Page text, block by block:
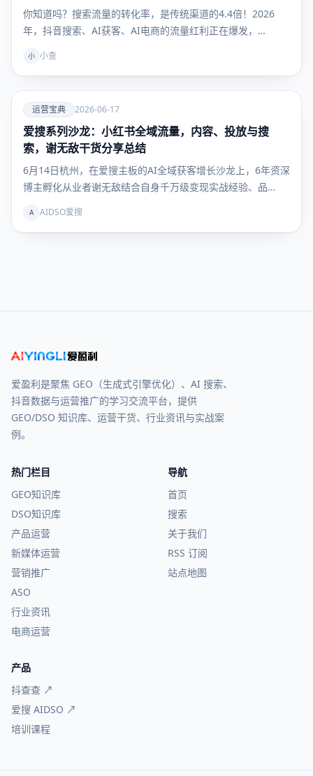
你知道吗？搜索流量的转化率，是传统渠道的4.4倍！2026
年，抖音搜索、AI获客、AI电商的流量红利正在爆发，…
小 小查
爱
运营宝
典
运营宝典 2026-06-17
爱搜系列沙龙：小红书全域流量，内容、投放与搜
索，谢无敌干货分享总结
6月14日杭州，在爱搜主板的AI全域获客增长沙龙上，6年资深
博主孵化从业者谢无敌结合自身千万级变现实战经验、品…
A AIDSO爱搜
爱盈利是聚焦 GEO（生成式引擎优化）、AI 搜索、
抖音数据与运营推广的学习交流平台，提供
GEO/DSO 知识库、运营干货、行业资讯与实战案
例。
热门栏目
GEO知识库
DSO知识库
产品运营
新媒体运营
营销推广
ASO
行业资讯
电商运营
导航
首页
搜索
关于我们
RSS 订阅
站点地图
产品
抖查查 ↗
爱搜 AIDSO ↗
培训课程